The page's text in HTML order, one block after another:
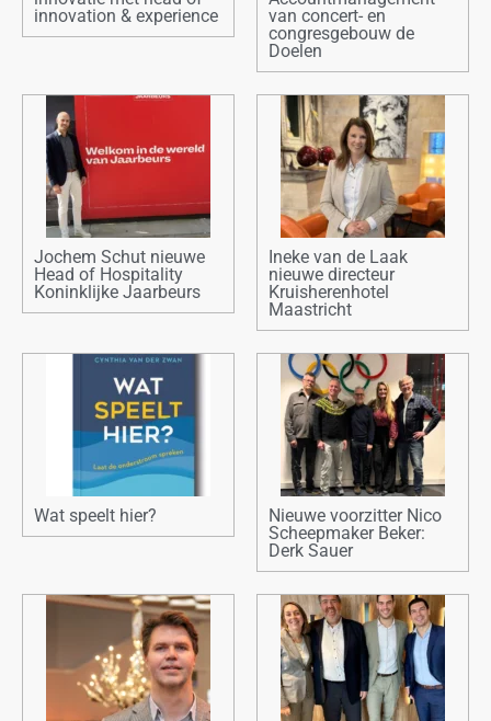
innovation & experience
van concert- en
congresgebouw de
Doelen
Jochem Schut nieuwe
Head of Hospitality
Koninklijke Jaarbeurs
Ineke van de Laak
nieuwe directeur
Kruisherenhotel
Maastricht
Wat speelt hier?
Nieuwe voorzitter Nico
Scheepmaker Beker:
Derk Sauer